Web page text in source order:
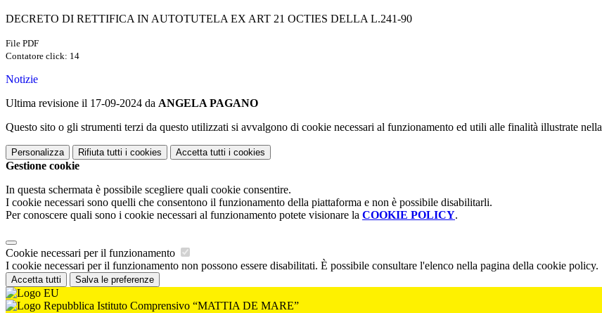
DECRETO DI RETTIFICA IN AUTOTUTELA EX ART 21 OCTIES DELLA L.241-90
File PDF
Contatore click: 14
Notizie
Ultima revisione il 17-09-2024 da ANGELA PAGANO
Questo sito o gli strumenti terzi da questo utilizzati si avvalgono di cookie necessari al funzionamento ed utili alle finalità illustrate nella
Personalizza Rifiuta tutti i cookies Accetta tutti i cookies
Gestione cookie
In questa schermata è possibile scegliere quali cookie consentire.
I cookie necessari sono quelli che consentono il funzionamento della piattaforma e non è possibile disabilitarli.
Per conoscere quali sono i cookie necessari al funzionamento potete visionare la COOKIE POLICY.
Cookie necessari per il funzionamento
I cookie necessari per il funzionamento non possono essere disabilitati. È possibile consultare l'elenco nella pagina della cookie policy.
Accetta tutti Salva le preferenze
Istituto Comprensivo “MATTIA DE MARE”